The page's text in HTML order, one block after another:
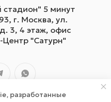
5 минут
г. Москва, ул.
3, 4 этаж, офис
Центр "Сатурн"
разработанные